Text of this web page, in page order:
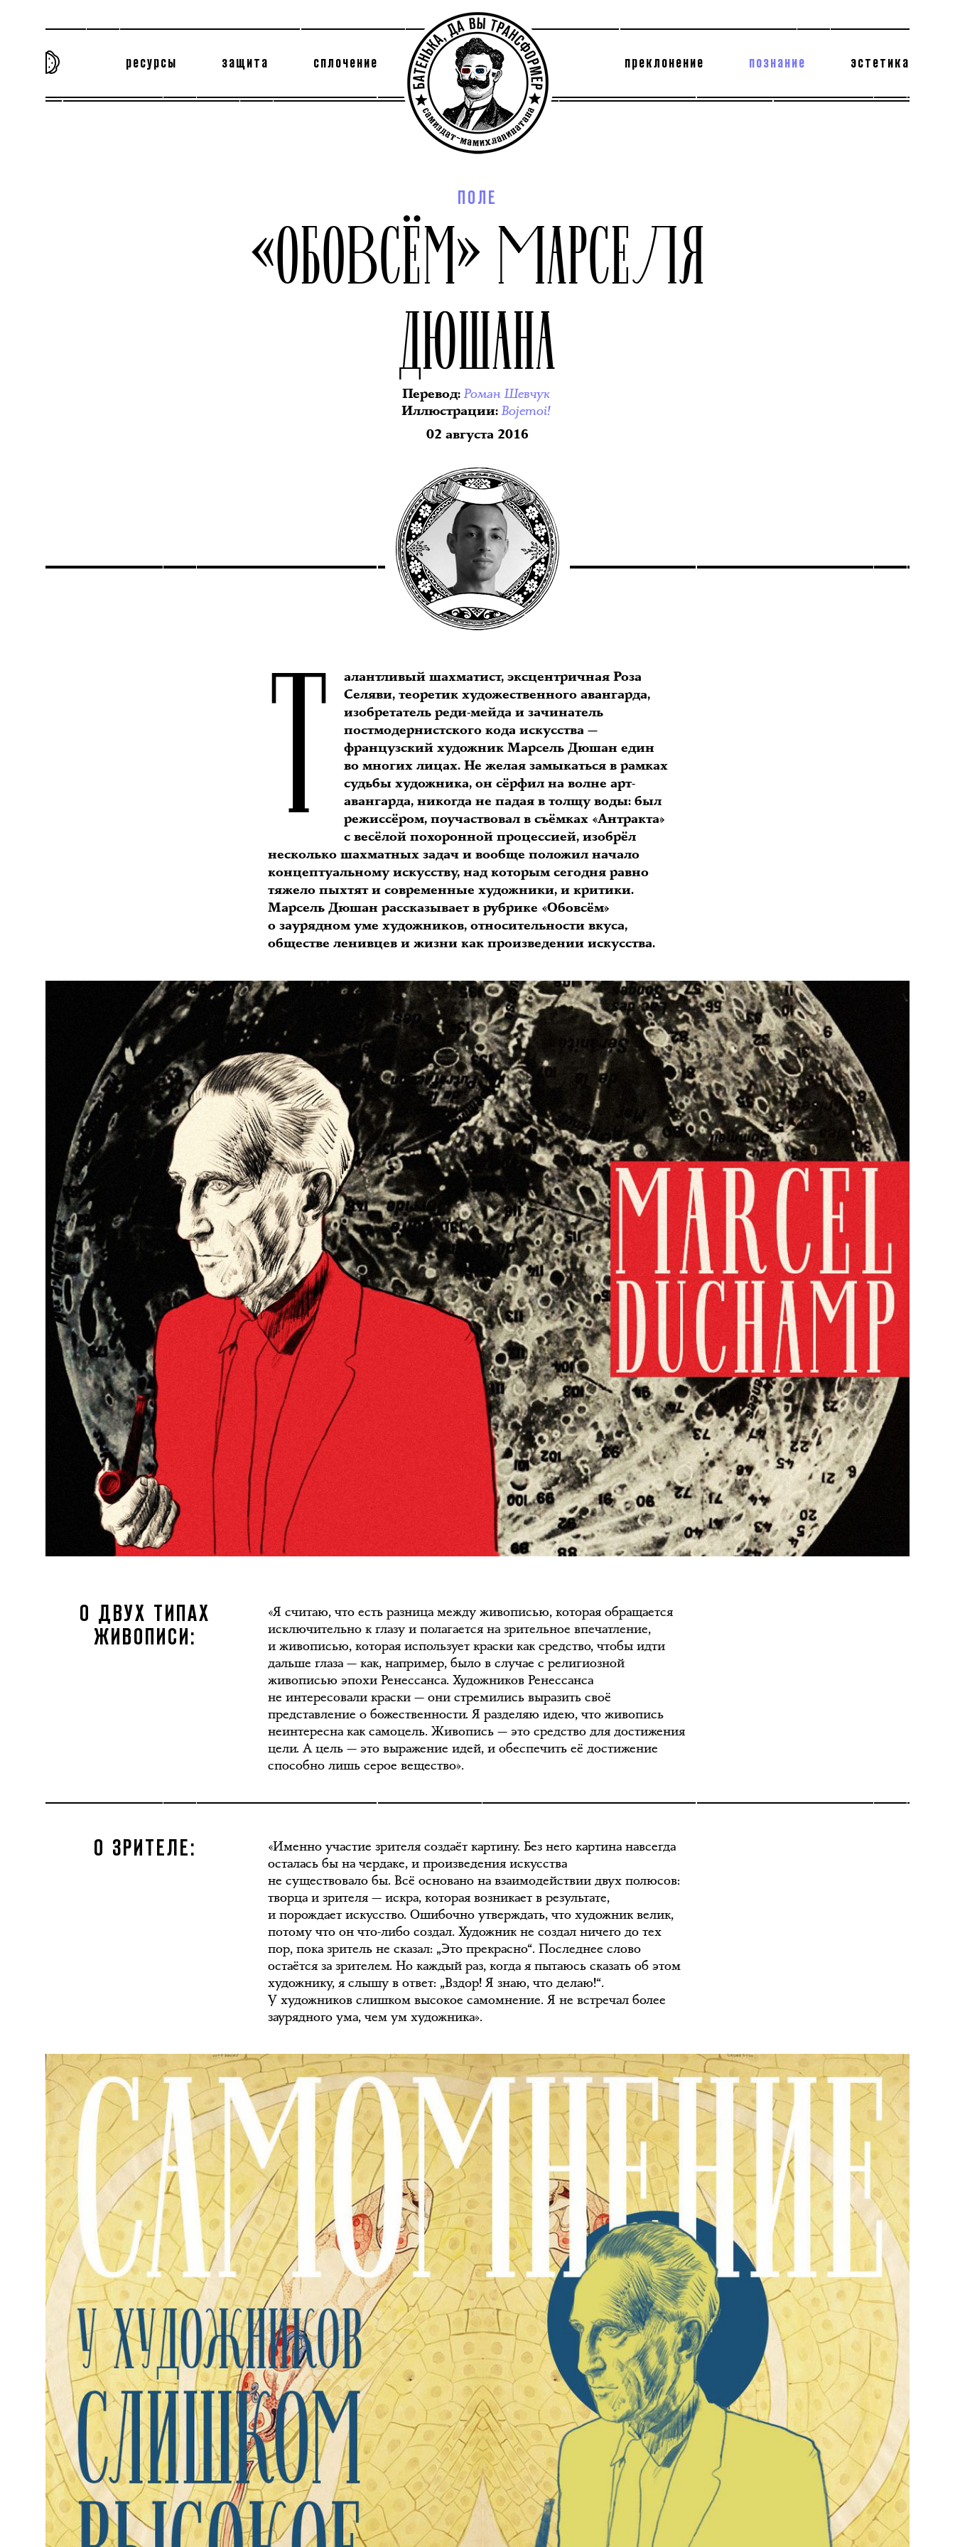
ресурсы защита сплочение преклонение познание эстетика
ПОЛЕ
«ОБОВСЁМ» МАРСЕЛЯ
ДЮШАНА
Перевод:Роман Шевчук
Иллюстрации:Bojemoi!
02 августа 2016
Т
алантливый шахматист, эксцентричная Роза
Селяви, теоретик художественного авангарда,
изобретатель реди-мейда и зачинатель
постмодернистского кода искусства —
французский художник Марсель Дюшан един
во многих лицах. Не желая замыкаться в рамках
судьбы художника, он сёрфил на волне арт-
авангарда, никогда не падая в толщу воды: был
режиссёром, поучаствовал в съёмках «Антракта»
с весёлой похоронной процессией, изобрёл
несколько шахматных задач и вообще положил начало
концептуальному искусству, над которым сегодня равно
тяжело пыхтят и современные художники, и критики.
Марсель Дюшан рассказывает в рубрике «Обовсём»
о заурядном уме художников, относительности вкуса,
обществе ленивцев и жизни как произведении искусства.
О ДВУХ ТИПАХ
ЖИВОПИСИ:
«Я считаю, что есть разница между живописью, которая обращается
исключительно к глазу и полагается на зрительное впечатление,
и живописью, которая использует краски как средство, чтобы идти
дальше глаза — как, например, было в случае с религиозной
живописью эпохи Ренессанса. Художников Ренессанса
не интересовали краски — они стремились выразить своё
представление о божественности. Я разделяю идею, что живопись
неинтересна как самоцель. Живопись — это средство для достижения
цели. А цель — это выражение идей, и обеспечить её достижение
способно лишь серое вещество».
О ЗРИТЕЛЕ:
«Именно участие зрителя создаёт картину. Без него картина навсегда
осталась бы на чердаке, и произведения искусства
не существовало бы. Всё основано на взаимодействии двух полюсов:
творца и зрителя — искра, которая возникает в результате,
и порождает искусство. Ошибочно утверждать, что художник велик,
потому что он что-либо создал. Художник не создал ничего до тех
пор, пока зритель не сказал: „Это прекрасно“. Последнее слово
остаётся за зрителем. Но каждый раз, когда я пытаюсь сказать об этом
художнику, я слышу в ответ: „Вздор! Я знаю, что делаю!“.
У художников слишком высокое самомнение. Я не встречал более
заурядного ума, чем ум художника».